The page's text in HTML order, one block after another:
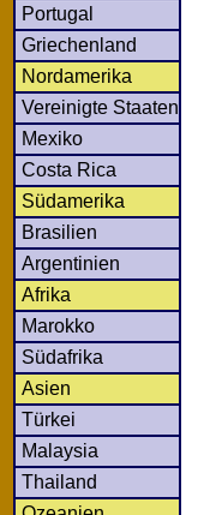
Portugal
Griechenland
Nordamerika
Vereinigte Staaten
Mexiko
Costa Rica
Südamerika
Brasilien
Argentinien
Afrika
Marokko
Südafrika
Asien
Türkei
Malaysia
Thailand